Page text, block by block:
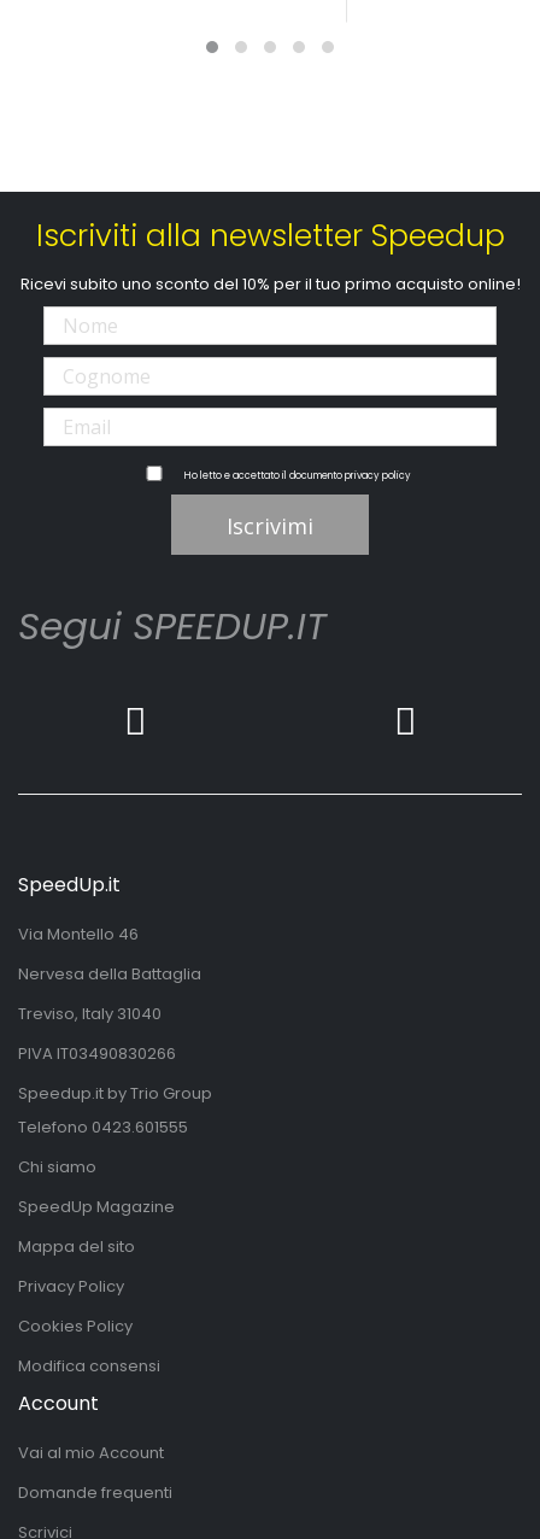
Iscriviti alla newsletter Speedup
Ricevi subito uno sconto del 10% per il tuo primo acquisto online!
Ho letto e accettato il documentoprivacy policy
Iscrivimi
Segui SPEEDUP.IT
SpeedUp.it
Via Montello 46
Nervesa della Battaglia
Treviso, Italy 31040
PIVA IT03490830266
Speedup.it by Trio Group
Telefono 0423.601555
Chi siamo
SpeedUp Magazine
Mappa del sito
Privacy Policy
Cookies Policy
Modifica consensi
Account
Vai al mio Account
Domande frequenti
Scrivici